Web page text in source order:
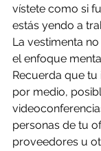
vístete como si
estás yendo a
La vestimenta
el enfoque
Recuerda que tu
por medio,
personas de tu
proveedores u